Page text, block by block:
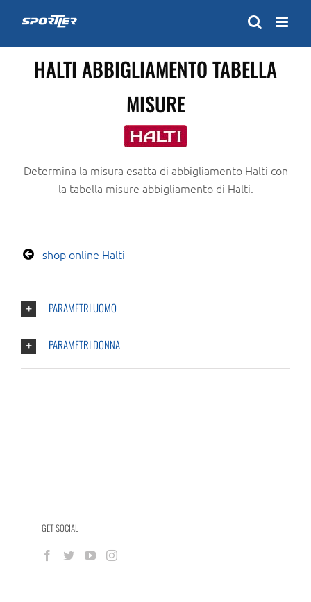
content
HALTI ABBIGLIAMENTO TABELLA
MISURE
Determina la misura esatta di abbigliamento Halti con
la tabella misure abbigliamento di Halti.
shop online Halti
PARAMETRI UOMO
PARAMETRI DONNA
GET SOCIAL